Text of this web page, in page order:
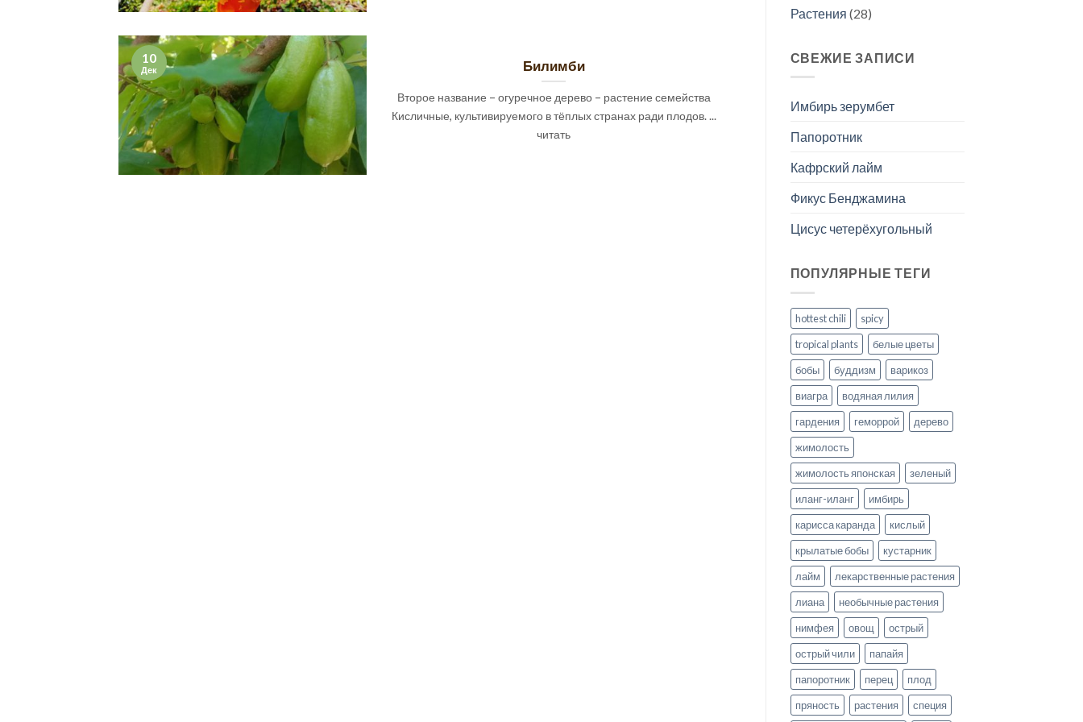
Билимби
Второе название – огуречное дерево – растение семейства
Кисличные, культивируемого в тёплых странах ради плодов. ...
читать
10
Дек
Растения (28)
СВЕЖИЕ ЗАПИСИ
Имбирь зерумбет
Папоротник
Кафрский лайм
Фикус Бенджамина
Цисус четерёхугольный
ПОПУЛЯРНЫЕ ТЕГИ
hottest chili
spicy
tropical plants
белые цветы
бобы
буддизм
варикоз
виагра
водяная лилия
гардения
геморрой
дерево
жимолость
жимолость японская
зеленый
иланг-иланг
имбирь
карисса каранда
кислый
крылатые бобы
кустарник
лайм
лекарственные растения
лиана
необычные растения
нимфея
овощ
острый
острый чили
папайя
папоротник
перец
плод
пряность
растения специя